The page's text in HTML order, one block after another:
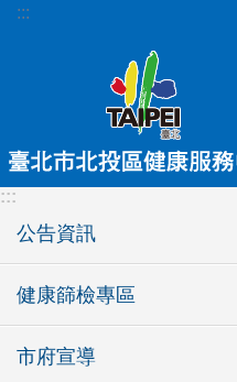
跳到主要內容區塊
:::
:::
公告資訊
健康篩檢專區
市府宣導